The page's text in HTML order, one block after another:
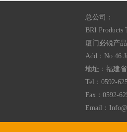
总公司：
BRI Products
厦门必锐产
Add：No.46
地址：福建
Tel：0592-
Fax：0592-
Email：